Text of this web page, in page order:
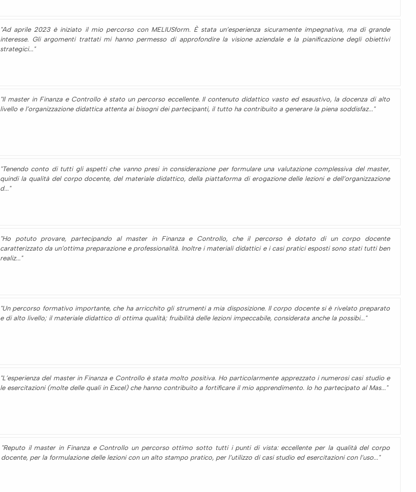
"Ad aprile 2023 è iniziato il mio percorso con MELIUSform. È stata un’esperienza sicuramente impegnativa, ma di grande
interesse. Gli argomenti trattati mi hanno permesso di approfondire la visione aziendale e la pianificazione degli obiettivi
strategici..."
"Il master in Finanza e Controllo è stato un percorso eccellente. Il contenuto didattico vasto ed esaustivo, la docenza di alto
livello e l’organizzazione didattica attenta ai bisogni dei partecipanti, il tutto ha contribuito a generare la piena soddisfaz..."
"Tenendo conto di tutti gli aspetti che vanno presi in considerazione per formulare una valutazione complessiva del master,
quindi la qualità del corpo docente, del materiale didattico, della piattaforma di erogazione delle lezioni e dell’organizzazione
d..."
"Ho potuto provare, partecipando al master in Finanza e Controllo, che il percorso è dotato di un corpo docente
caratterizzato da un’ottima preparazione e professionalità. Inoltre i materiali didattici e i casi pratici esposti sono stati tutti ben
realiz..."
"Un percorso formativo importante, che ha arricchito gli strumenti a mia disposizione. Il corpo docente si è rivelato preparato
e di alto livello; il materiale didattico di ottima qualità; fruibilità delle lezioni impeccabile, considerata anche la possibi..."
"L’esperienza del master in Finanza e Controllo è stata molto positiva. Ho particolarmente apprezzato i numerosi casi studio e
le esercitazioni (molte delle quali in Excel) che hanno contribuito a fortificare il mio apprendimento. Io ho partecipato al Mas..."
"Reputo il master in Finanza e Controllo un percorso ottimo sotto tutti i punti di vista: eccellente per la qualità del corpo
docente, per la formulazione delle lezioni con un alto stampo pratico, per l’utilizzo di casi studio ed esercitazioni con l’uso..."